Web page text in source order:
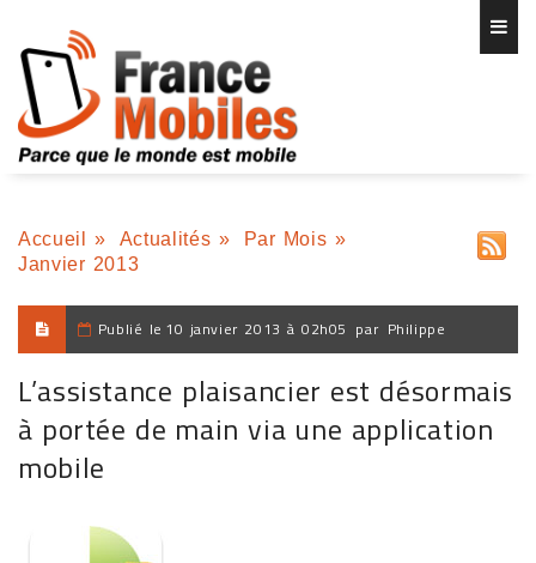
Accueil » Actualités » Par Mois »
Janvier 2013
Publié le 10 janvier 2013 à 02h05 par Philippe
L’assistance plaisancier est désormais
à portée de main via une application
mobile